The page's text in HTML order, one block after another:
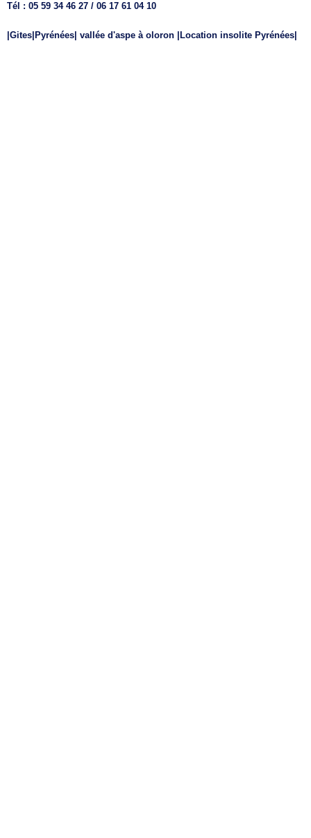
Tél : 05 59 34 46 27 / 06 17 61 04 10
|Gites|Pyrénées| vallée d'aspe à oloron |Location insolite Pyrénées|